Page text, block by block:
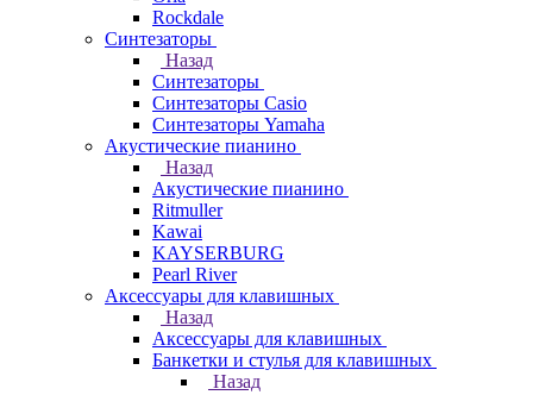
Rockdale
Синтезаторы
Назад
Синтезаторы
Синтезаторы Casio
Синтезаторы Yamaha
Акустические пианино
Назад
Акустические пианино
Ritmuller
Kawai
KAYSERBURG
Pearl River
Аксессуары для клавишных
Назад
Аксессуары для клавишных
Банкетки и стулья для клавишных
Назад